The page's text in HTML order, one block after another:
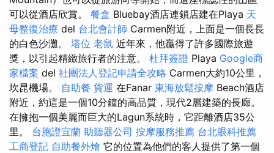
可以從酒店欣賞。 餐盒 Bluebay酒店連鎖店建在Playa 天
母整復治療 del 台北會計師 Carmen附近，上面是一個長長
的白色沙灘。 塔位 老鼠 近年來，他贏得了許多國際旅遊
獎，以引起精緻旅行者的注意。 杜拜簽證 Playa Google商
家檔案 del 社團法人登記申請全攻略 Carmen大約10公里，
坎昆機場。 自助餐 貨運 在Fanar 東海放鬆按摩 Beach酒店
附近，約這是一個10分鐘的高品質，現代2層建築的長廊。
在擁抱一個美麗而巨大的Lagun系統時，它距離酒店35公
里。 台胞證宜蘭 助聽器公司 按摩服務推薦 台北眼科推薦
工商登記 自助餐外燴 它的位置為他們的客人提供了第一個